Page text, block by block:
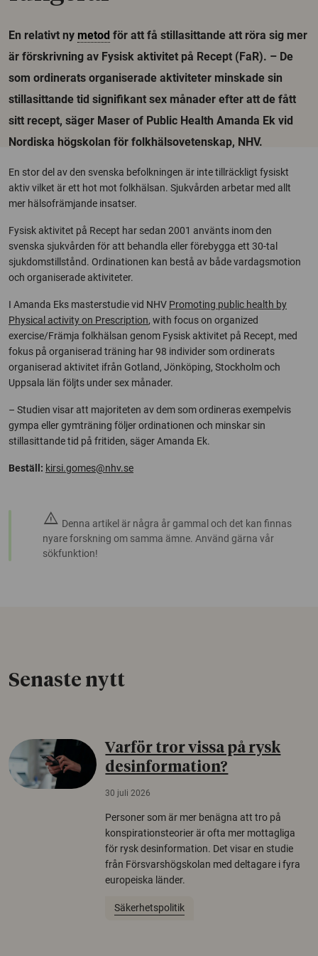
En relativt ny metod för att få stillasittande att röra sig mer
är förskrivning av Fysisk aktivitet på Recept (FaR). – De
som ordinerats organiserade aktiviteter minskade sin
stillasittande tid signifikant sex månader efter att de fått
sitt recept, säger Maser of Public Health Amanda Ek vid
Nordiska högskolan för folkhälsovetenskap, NHV.
En stor del av den svenska befolkningen är inte tillräckligt fysiskt
aktiv vilket är ett hot mot folkhälsan. Sjukvården arbetar med allt
mer hälsofrämjande insatser.
Fysisk aktivitet på Recept har sedan 2001 använts inom den
svenska sjukvården för att behandla eller förebygga ett 30-tal
sjukdomstillstånd. Ordinationen kan bestå av både vardagsmotion
och organiserade aktiviteter.
I Amanda Eks masterstudie vid NHV Promoting public health by
Physical activity on Prescription, with focus on organized
exercise/Främja folkhälsan genom Fysisk aktivitet på Recept, med
fokus på organiserad träning har 98 individer som ordinerats
organiserad aktivitet ifrån Gotland, Jönköping, Stockholm och
Uppsala län följts under sex månader.
– Studien visar att majoriteten av dem som ordineras exempelvis
gympa eller gymträning följer ordinationen och minskar sin
stillasittande tid på fritiden, säger Amanda Ek.
Beställ: kirsi.gomes@nhv.se
warning Denna artikel är några år gammal och det kan finnas
nyare forskning om samma ämne. Använd gärna vår
sökfunktion!
Senaste nytt
Varför tror vissa på rysk
desinformation?
30 juli 2026
Personer som är mer benägna att tro på
konspirationsteorier är ofta mer mottagliga
för rysk desinformation. Det visar en studie
från Försvarshögskolan med deltagare i fyra
europeiska länder.
Säkerhetspolitik